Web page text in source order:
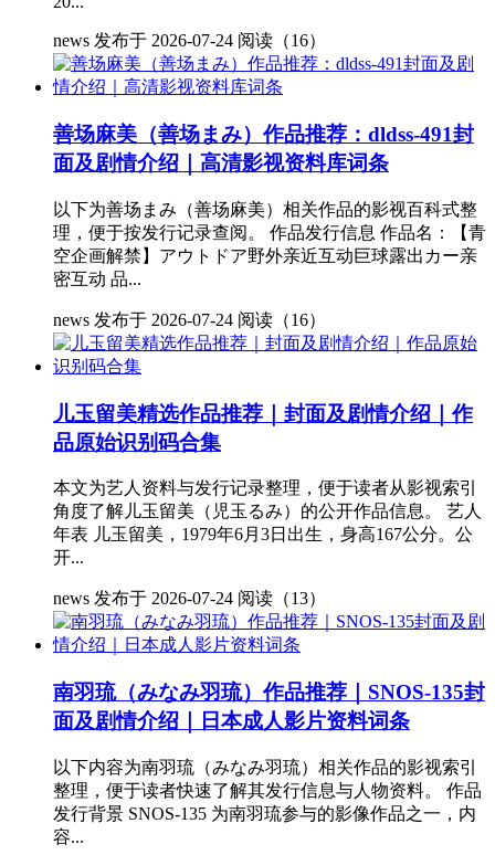
news 发布于 2026-07-24 阅读（16）
善场麻美（善场まみ）作品推荐：dldss-491封
面及剧情介绍｜高清影视资料库词条
以下为善场まみ（善场麻美）相关作品的影视百科式整
理，便于按发行记录查阅。 作品发行信息 作品名：【青
空企画解禁】アウトドア野外亲近互动巨球露出カー亲
密互动 品...
news 发布于 2026-07-24 阅读（16）
儿玉留美精选作品推荐｜封面及剧情介绍｜作
品原始识别码合集
本文为艺人资料与发行记录整理，便于读者从影视索引
角度了解儿玉留美（児玉るみ）的公开作品信息。 艺人
年表 儿玉留美，1979年6月3日出生，身高167公分。公
开...
news 发布于 2026-07-24 阅读（13）
南羽琉（みなみ羽琉）作品推荐｜SNOS-135封
面及剧情介绍｜日本成人影片资料词条
以下内容为南羽琉（みなみ羽琉）相关作品的影视索引
整理，便于读者快速了解其发行信息与人物资料。 作品
发行背景 SNOS-135 为南羽琉参与的影像作品之一，内
容...